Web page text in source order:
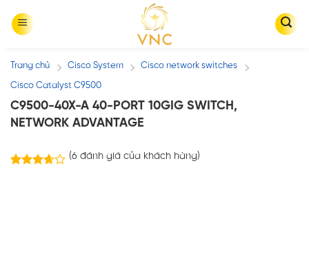
Trang chủ / Cisco System / Cisco network switches /
Cisco Catalyst C9500
C9500-40X-A 40-PORT 10GIG SWITCH,
NETWORK ADVANTAGE
(6đánh giá của khách hàng)